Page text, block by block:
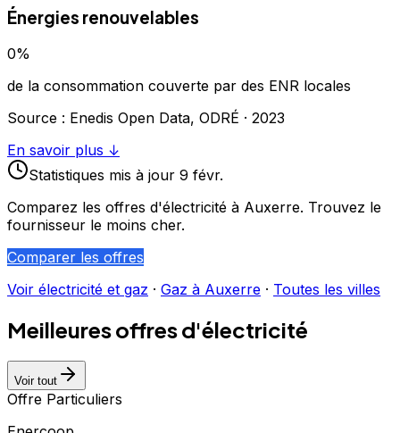
Énergies renouvelables
0%
de la consommation couverte par des ENR locales
Source : Enedis Open Data, ODRÉ · 2023
En savoir plus ↓
Statistiques mis à jour 9 févr.
Comparez les offres d'électricité à Auxerre. Trouvez le
fournisseur le moins cher.
Comparer les offres
Voir électricité et gaz · Gaz à Auxerre · Toutes les villes
Meilleures offres d'électricité
Voir tout
Offre Particuliers